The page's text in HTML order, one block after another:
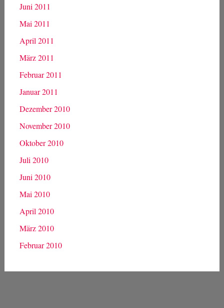
Juni 2011
Mai 2011
April 2011
März 2011
Februar 2011
Januar 2011
Dezember 2010
November 2010
Oktober 2010
Juli 2010
Juni 2010
Mai 2010
April 2010
März 2010
Februar 2010